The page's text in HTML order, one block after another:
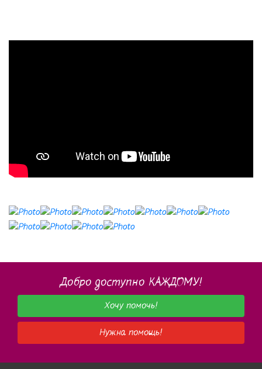
Добро доступно КАЖДОМУ!
Хочу помочь!
Нужна помощь!